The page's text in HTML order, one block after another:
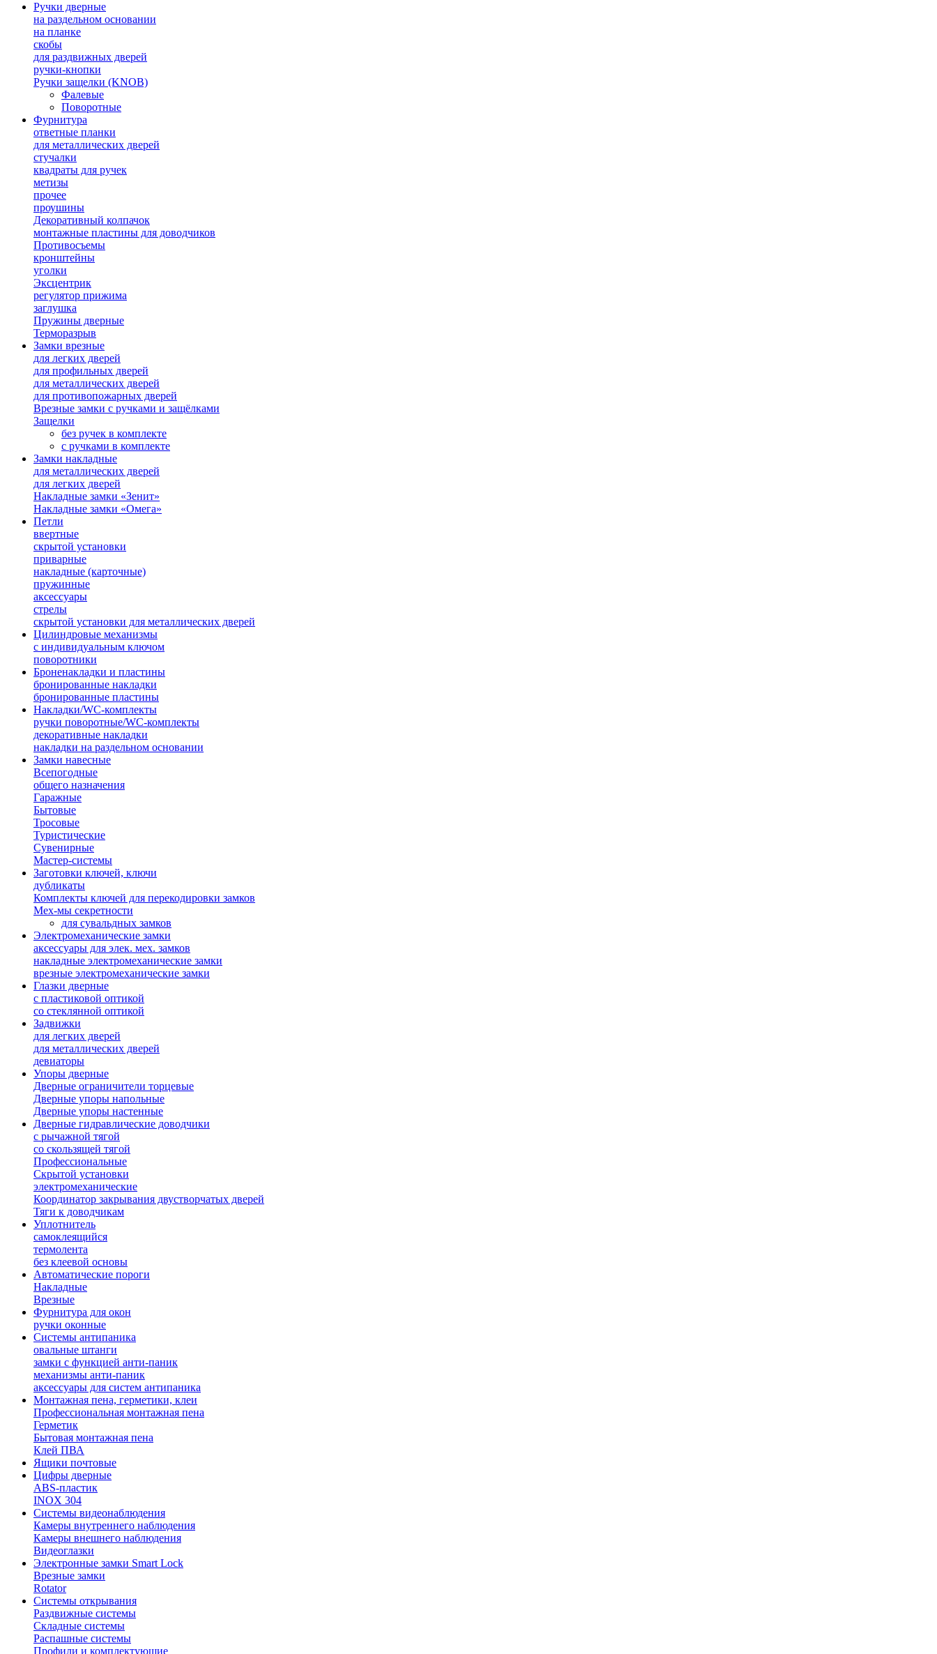
Ручки дверные
на раздельном основании
на планке
скобы
для раздвижных дверей
ручки-кнопки
Ручки защелки (KNOB)
Фалевые
Поворотные
Фурнитура
ответные планки
для металлических дверей
стучалки
квадраты для ручек
метизы
прочее
проушины
Декоративный колпачок
монтажные пластины для доводчиков
Противосъемы
кронштейны
уголки
Эксцентрик
регулятор прижима
заглушка
Пружины дверные
Терморазрыв
Замки врезные
для легких дверей
для профильных дверей
для металлических дверей
для противопожарных дверей
Врезные замки с ручками и защёлками
Защелки
без ручек в комплекте
с ручками в комплекте
Замки накладные
для металлических дверей
для легких дверей
Накладные замки «Зенит»
Накладные замки «Омега»
Петли
ввертные
скрытой установки
приварные
накладные (карточные)
пружинные
аксессуары
стрелы
скрытой установки для металлических дверей
Цилиндровые механизмы
с индивидуальным ключом
поворотники
Броненакладки и пластины
бронированные накладки
бронированные пластины
Накладки/WC-комплекты
ручки поворотные/WC-комплекты
декоративные накладки
накладки на раздельном основании
Замки навесные
Всепогодные
общего назначения
Гаражные
Бытовые
Тросовые
Туристические
Сувенирные
Мастер-системы
Заготовки ключей, ключи
дубликаты
Комплекты ключей для перекодировки замков
Мех-мы секретности
для сувальдных замков
Электромеханические замки
аксессуары для элек. мех. замков
накладные электромеханические замки
врезные электромеханические замки
Глазки дверные
с пластиковой оптикой
со стеклянной оптикой
Задвижки
для легких дверей
для металлических дверей
девиаторы
Упоры дверные
Дверные ограничители торцевые
Дверные упоры напольные
Дверные упоры настенные
Дверные гидравлические доводчики
с рычажной тягой
со скользящей тягой
Профессиональные
Скрытой установки
электромеханические
Координатор закрывания двустворчатых дверей
Тяги к доводчикам
Уплотнитель
самоклеящийся
термолента
без клеевой основы
Автоматические пороги
Накладные
Врезные
Фурнитура для окон
ручки оконные
Системы антипаника
овальные штанги
замки с функцией анти-паник
механизмы анти-паник
аксессуары для систем антипаника
Монтажная пена, герметики, клеи
Профессиональная монтажная пена
Герметик
Бытовая монтажная пена
Клей ПВА
Ящики почтовые
Цифры дверные
ABS-пластик
INOX 304
Системы видеонаблюдения
Камеры внутреннего наблюдения
Камеры внешнего наблюдения
Видеоглазки
Электронные замки Smart Lock
Врезные замки
Rotator
Системы открывания
Раздвижные системы
Складные системы
Распашные системы
Профили и комплектующие